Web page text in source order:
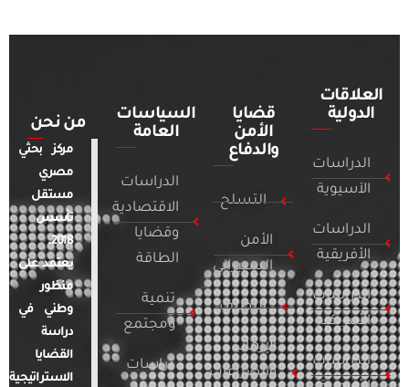
العلاقات
الدولية
الدراسات
الآسيوية
الدراسات
الأفريقية
الدراسات
الأمريكية
الدراسات
قضايا
الأمن
والدفاع
التسلح
الأمن
السيبراني
التطرف
الإرهاب
والصراعات
السياسات
العامة
الدراسات
الاقتصادية
وقضايا
الطاقة
تنمية
ومجتمع
دراسات
من نحن
مركز بحثي
مصري
مستقل
تأسس
2018.
يعتمد على
منظور
وطني في
دراسة
القضايا
الاستراتيجية